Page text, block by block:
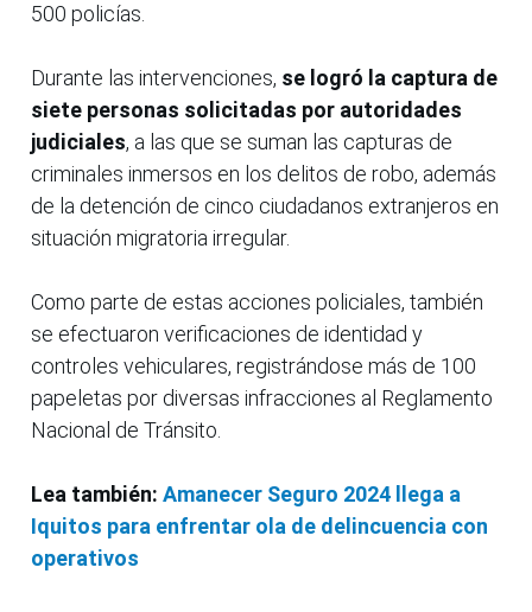
500 policías.
Durante las intervenciones, se logró la captura de
siete personas solicitadas por autoridades
judiciales, a las que se suman las capturas de
criminales inmersos en los delitos de robo, además
de la detención de cinco ciudadanos extranjeros en
situación migratoria irregular.
Como parte de estas acciones policiales, también
se efectuaron verificaciones de identidad y
controles vehiculares, registrándose más de 100
papeletas por diversas infracciones al Reglamento
Nacional de Tránsito.
Lea también: Amanecer Seguro 2024 llega a
Iquitos para enfrentar ola de delincuencia con
operativos